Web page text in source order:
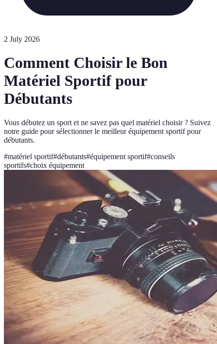
2 July 2026
Comment Choisir le Bon
Matériel Sportif pour
Débutants
Vous débutez un sport et ne savez pas quel matériel choisir ? Suivez
notre guide pour sélectionner le meilleur équipement sportif pour
débutants.
#matériel sportif#débutants#équipement sportif#conseils
sportifs#choix équipement